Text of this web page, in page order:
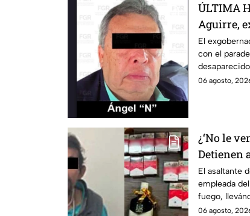
ÚLTIMA
Aguirre,
ocultar
El
con el
06 agosto,
¿‘No le
Detienen
tienda y
Iztapalapa
El asaltante
empleada
fuego,
06 agosto,